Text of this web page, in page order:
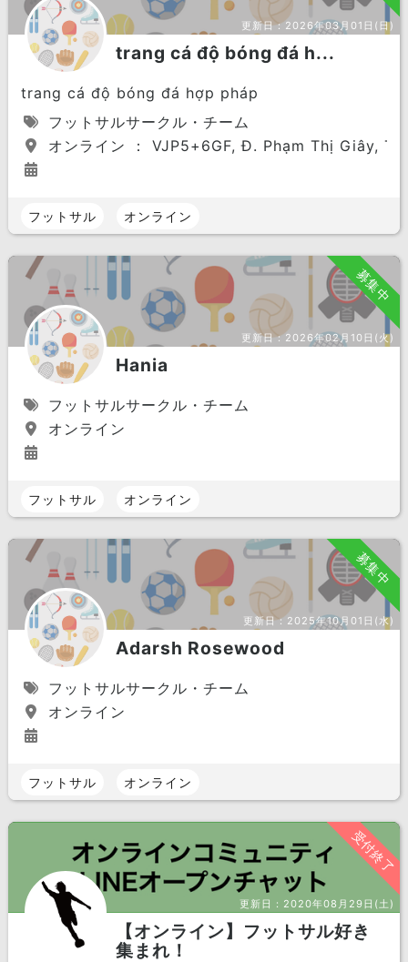
更新日： 2026年03月01日(日)
trang cá độ bóng đá h...
trang cá độ bóng đá hợp pháp
フットサルサークル・チーム
オンライン ： VJP5+6GF, Đ. Phạm Thị Giây,
フットサル オンライン
募集中
更新日： 2026年02月10日(火)
Hania
フットサルサークル・チーム
オンライン
フットサル オンライン
募集中
更新日： 2025年10月01日(水)
Adarsh Rosewood
フットサルサークル・チーム
オンライン
フットサル オンライン
受付終了
更新日： 2020年08月29日(土)
【オンライン】フットサル好き
集まれ！